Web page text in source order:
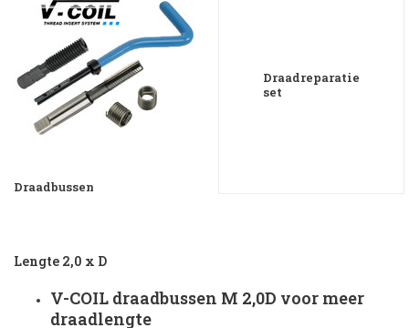
Draadbussen
Draadreparatie
set
Lengte 2,0 x D
V-COIL draadbussen M 2,0D voor meer
draadlengte